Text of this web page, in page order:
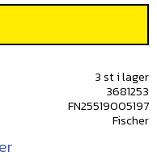
3 st i lager
3681253
FN25519005197
Fischer